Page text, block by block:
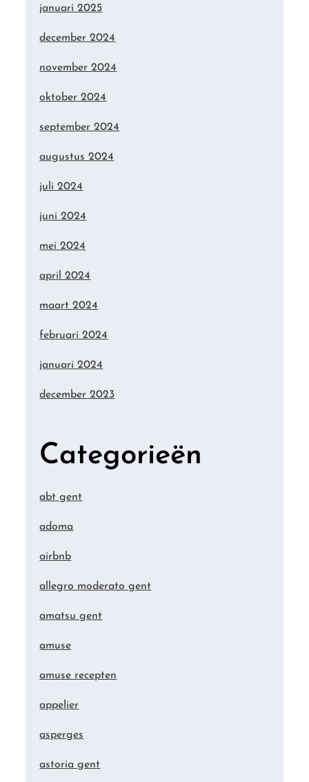
januari 2025
december 2024
november 2024
oktober 2024
september 2024
augustus 2024
juli 2024
juni 2024
mei 2024
april 2024
maart 2024
februari 2024
januari 2024
december 2023
Categorieën
abt gent
adoma
airbnb
allegro moderato gent
amatsu gent
amuse
amuse recepten
appelier
asperges
astoria gent